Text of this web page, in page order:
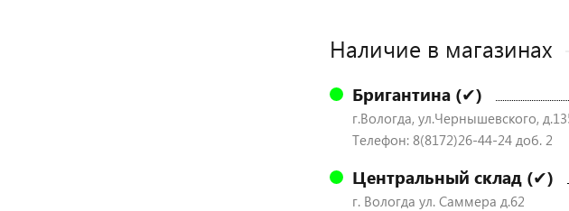
Наличие в магазинах
Бригантина (✔)
г.Вологда, ул.Чернышевского,
Телефон: 8(8172)26-44-24 доб. 2
Центральный склад (✔)
г. Вологда ул. Саммера д.62